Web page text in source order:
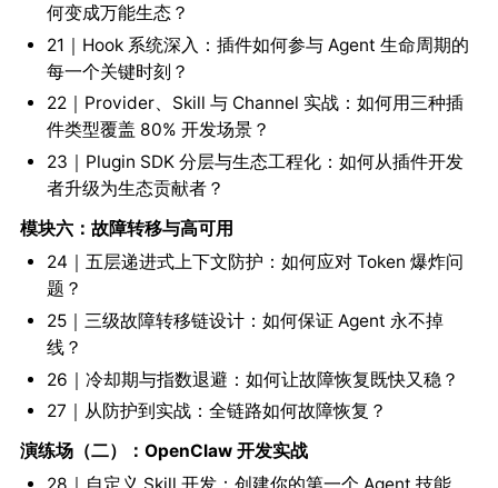
何变成万能生态？
21｜Hook 系统深入：插件如何参与 Agent 生命周期的
每一个关键时刻？
22｜Provider、Skill 与 Channel 实战：如何用三种插
件类型覆盖 80% 开发场景？
23｜Plugin SDK 分层与生态工程化：如何从插件开发
者升级为生态贡献者？
模块六：故障转移与高可用
24｜五层递进式上下文防护：如何应对 Token 爆炸问
题？
25｜三级故障转移链设计：如何保证 Agent 永不掉
线？
26｜冷却期与指数退避：如何让故障恢复既快又稳？
27｜从防护到实战：全链路如何故障恢复？
演练场（二）：OpenClaw 开发实战